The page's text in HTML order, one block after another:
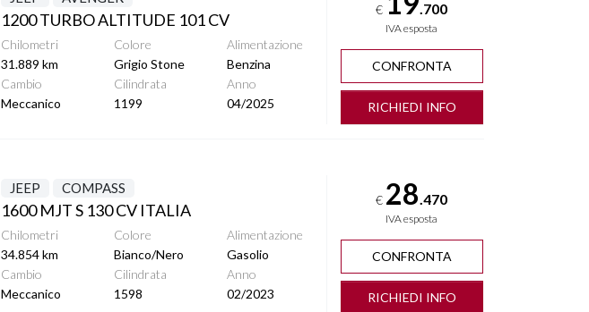
1200 TURBO ALTITUDE 101 CV
Chilometri
31.889 km
Colore
Grigio Stone
Alimentazione
Benzina
Cambio
Meccanico
Cilindrata
1199
Anno
04/2025
€ .700
IVA esposta
CONFRONTA
RICHIEDI INFO
JEEP COMPASS
1600 MJT S 130 CV ITALIA
Chilometri
34.854 km
Colore
Bianco/Nero
Alimentazione
Gasolio
Cambio
Meccanico
Cilindrata
1598
Anno
02/2023
€ 28 .470
IVA esposta
CONFRONTA
RICHIEDI INFO